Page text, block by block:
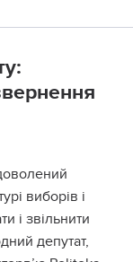
виборів і
і звільнити
депутат,